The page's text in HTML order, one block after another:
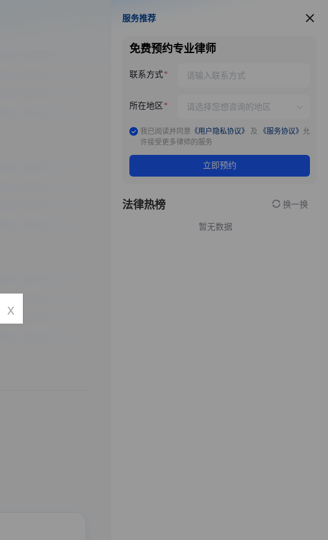
服务推荐
服务推荐
免费预约专业律师
联系方式
所在地区
我已阅读并同意 《用户隐私协议》 及 《服务协议》 允
许接受更多律师的服务
立即预约
法律热榜 换一换
暂无数据
x